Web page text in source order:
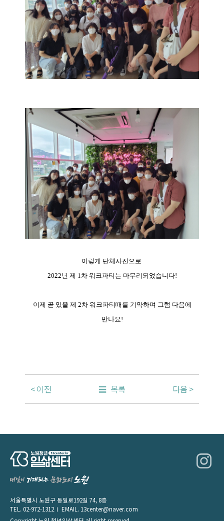
이렇게 단체사진으로
2022년 제 1차 워크파티는 마무리되었습니다!
이제 곧 있을 제 2차 워크파티때를 기약하며 그럼 다음에
만나요!
이전 목록 다음
서울특별시 노원구 동일로192길 74, 8층
TEL.02-972-1312 EMAIL. 13center@naver.com